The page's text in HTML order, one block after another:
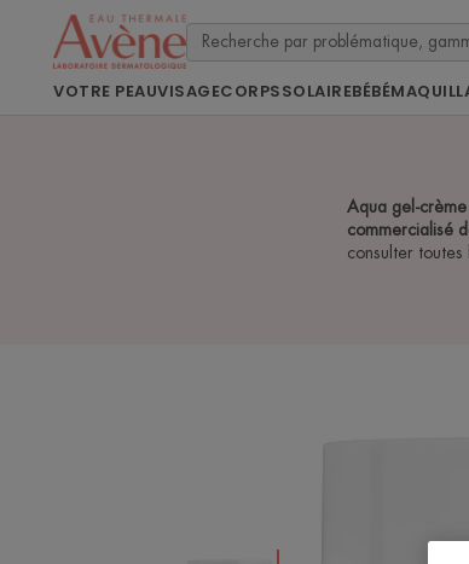
VOTRE PEAUVISAGECORPSSOLAIREBÉBÉ
Aqua gel-
commercialisé
consulter toutes